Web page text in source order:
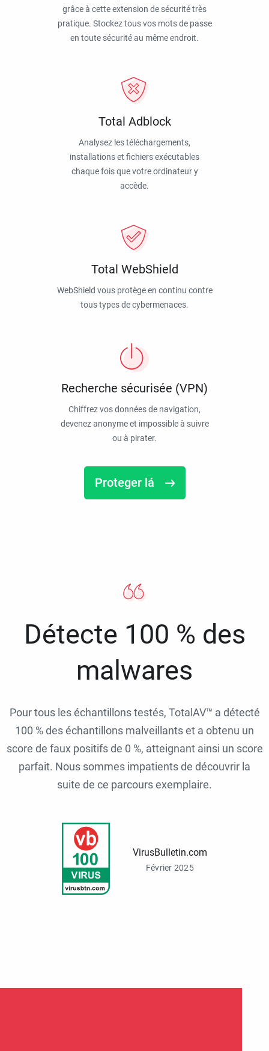
grâce à cette extension de sécurité très
pratique. Stockez tous vos mots de passe
en toute sécurité au même endroit.
Total Adblock
Analysez les téléchargements,
installations et fichiers exécutables
chaque fois que votre ordinateur y
accède.
Total WebShield
WebShield vous protège en continu contre
tous types de cybermenaces.
Recherche sécurisée (VPN)
Chiffrez vos données de navigation,
devenez anonyme et impossible à suivre
ou à pirater.
Proteger lá
Détecte 100 % des
malwares
Pour tous les échantillons testés, TotalAV™ a détecté
100 % des échantillons malveillants et a obtenu un
score de faux positifs de 0 %, atteignant ainsi un score
parfait. Nous sommes impatients de découvrir la
suite de ce parcours exemplaire.
VirusBulletin.com
Février 2025